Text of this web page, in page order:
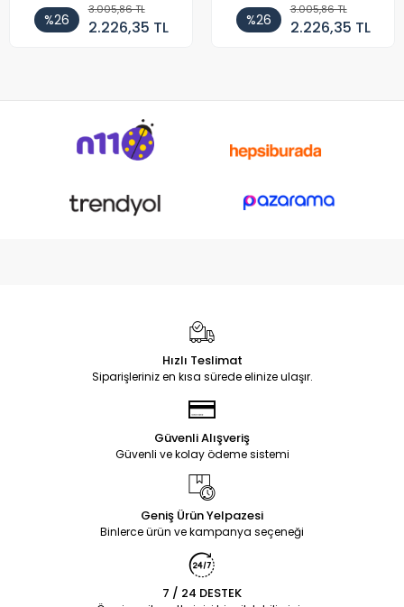
%26
3.005,86 TL
2.226,35 TL %26
3.005,86 TL
2.226,35 TL
Hızlı Teslimat
Siparişleriniz en kısa sürede elinize ulaşır.
Güvenli Alışveriş
Güvenli ve kolay ödeme sistemi
Geniş Ürün Yelpazesi
Binlerce ürün ve kampanya seçeneği
7 / 24 DESTEK